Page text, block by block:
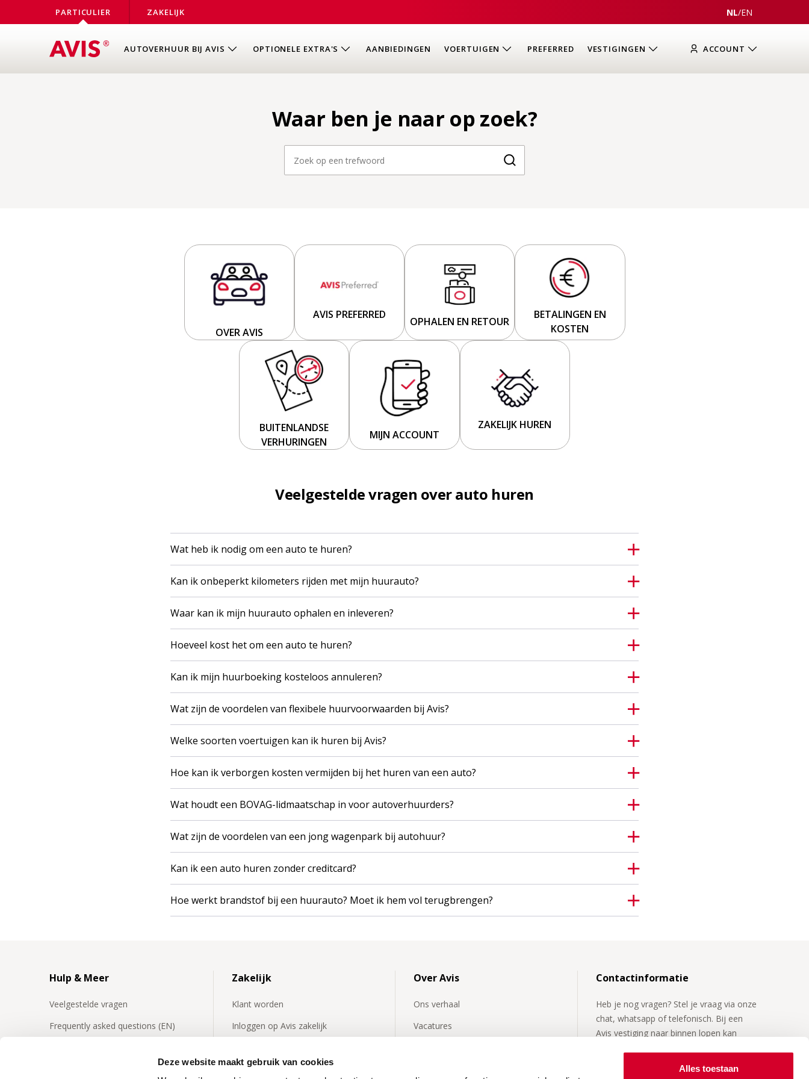
Deze website maakt gebruik van cookies
Alles toestaan
PARTICULIER ZAKELIJK NL/EN
AUTOVERHUUR BIJ AVIS OPTIONELE EXTRA'S AANBIEDINGEN VOERTUIGEN PREFERRED VESTIGINGEN ACCOUNT
Waar ben je naar op zoek?
Zoeken
OVER AVIS
AVIS PREFERRED
OPHALEN EN RETOUR
BETALINGEN EN
KOSTEN
BUITENLANDSE
VERHURINGEN
MIJN ACCOUNT
ZAKELIJK HUREN
Veelgestelde vragen over auto huren
Wat heb ik nodig om een auto te huren?
Kan ik onbeperkt kilometers rijden met mijn huurauto?
Waar kan ik mijn huurauto ophalen en inleveren?
Hoeveel kost het om een auto te huren?
Kan ik mijn huurboeking kosteloos annuleren?
Wat zijn de voordelen van flexibele huurvoorwaarden bij Avis?
Welke soorten voertuigen kan ik huren bij Avis?
Hoe kan ik verborgen kosten vermijden bij het huren van een auto?
Wat houdt een BOVAG-lidmaatschap in voor autoverhuurders?
Wat zijn de voordelen van een jong wagenpark bij autohuur?
Kan ik een auto huren zonder creditcard?
Hoe werkt brandstof bij een huurauto? Moet ik hem vol terugbrengen?
Hulp & Meer
Veelgestelde vragen
Frequently asked questions (EN)
Zakelijk
Klant worden
Inloggen op Avis zakelijk
Nieuws zakelijk
Over Avis
Ons verhaal
Vacatures
Contactinformatie
Heb je nog vragen? Stel je vraag via onze
chat, whatsapp of telefonisch. Bij een
Avis vestiging naar binnen lopen kan